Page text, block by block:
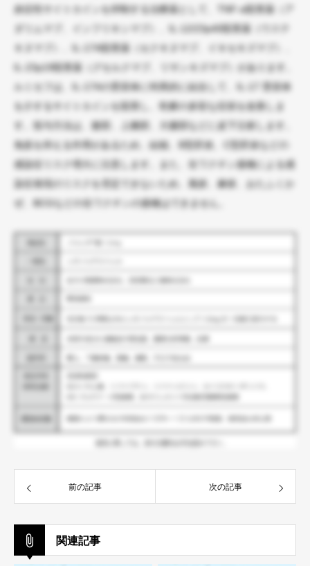
炎症性サイトカインを抑制する治療薬として、TNF-α阻害薬（ア
ダリムマブ、インフリキシマブ）、IL-12/23p40阻害薬（ウステ
キヌマブ）、IL-17A阻害薬（セクキヌマブ、イキセキズマブ）、
IL-23p19阻害薬（グセルクマブ、リサンキズマブ）があります。
ルミセフは、IL-17Aの受容体に特異的に結合して、IL-17 受容体
を介するサイトカインを阻害し、乾癬の多彩な症状を改善しま
す。投与方法は、腹部、上腕部、大腿部などに皮下注射します。
免疫を抑える作用があるため、結核、B型肝炎、C型肝炎などの
感染症リスク増大に注意します。また、生ワクチン接種による感
染症発現のリスクを否定できないため、風疹、麻疹、おたふくか
ぜ、BCGなどの生ワクチンの接種はできません。
前の記事 次の記事
関連記事